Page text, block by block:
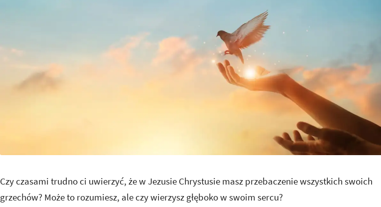
Czy czasami trudno ci uwierzyć, że w Jezusie Chrystusie masz przebaczenie wszystkich swoich
grzechów? Może to rozumiesz, ale czy wierzysz głęboko w swoim sercu?